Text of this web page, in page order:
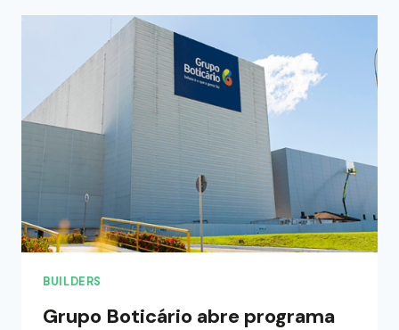
BUILDERS
Grupo Boticário abre programa